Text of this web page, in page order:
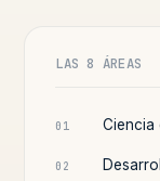
LAS 8 ÁREAS
01 Ciencia
02